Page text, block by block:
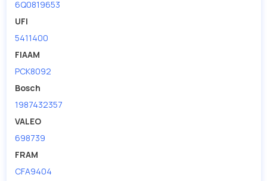
6Q0819653
UFI
5411400
FIAAM
PCK8092
Bosch
1987432357
VALEO
698739
FRAM
CFA9404